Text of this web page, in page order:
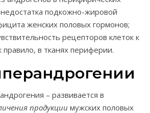
подкожно-жировой
женских половых гормонов;
рецепторов клеток к
правило, в тканях периферии.
– развивается в
продукции мужских половых